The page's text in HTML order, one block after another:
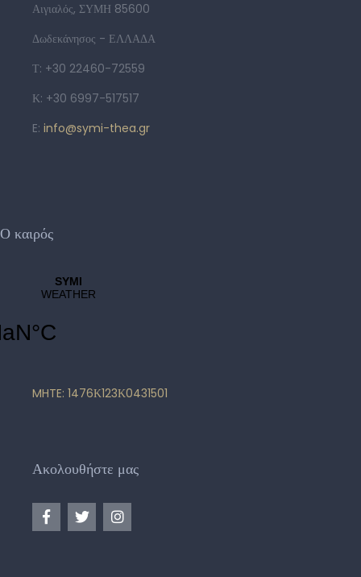
Αιγιαλός, ΣΥΜΗ 85600
Δωδεκάνησος - ΕΛΛΑΔΑ
Τ: +30 22460-72559
Κ: +30 6997-517517
E: info@symi-thea.gr
Ο καιρός
MHTE: 1476Κ123Κ0431501
Ακολουθήστε μας